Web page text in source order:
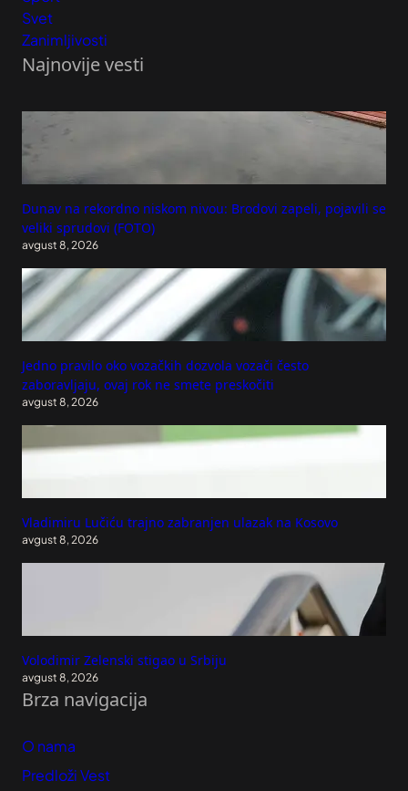
Svet
Zanimljivosti
Najnovije vesti
Dunav na rekordno niskom nivou: Brodovi zapeli, pojavili se
veliki sprudovi (FOTO)
avgust 8, 2026
Jedno pravilo oko vozačkih dozvola vozači često
zaboravljaju, ovaj rok ne smete preskočiti
avgust 8, 2026
Vladimiru Lučiću trajno zabranjen ulazak na Kosovo
avgust 8, 2026
Volodimir Zelenski stigao u Srbiju
avgust 8, 2026
Brza navigacija
O nama
Predloži Vest